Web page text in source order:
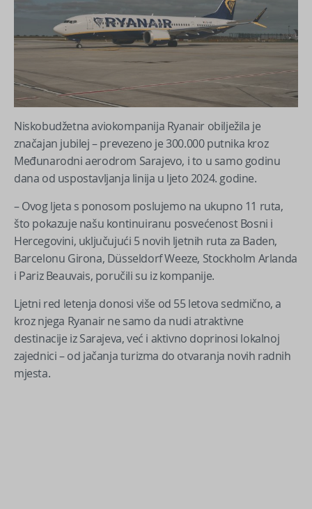
Niskobudžetna aviokompanija Ryanair obilježila je
značajan jubilej – prevezeno je 300.000 putnika kroz
Međunarodni aerodrom Sarajevo, i to u samo godinu
dana od uspostavljanja linija u ljeto 2024. godine.
– Ovog ljeta s ponosom poslujemo na ukupno 11 ruta,
što pokazuje našu kontinuiranu posvećenost Bosni i
Hercegovini, uključujući 5 novih ljetnih ruta za Baden,
Barcelonu Girona, Düsseldorf Weeze, Stockholm Arlanda
i Pariz Beauvais, poručili su iz kompanije.
Ljetni red letenja donosi više od 55 letova sedmično, a
kroz njega Ryanair ne samo da nudi atraktivne
destinacije iz Sarajeva, već i aktivno doprinosi lokalnoj
zajednici – od jačanja turizma do otvaranja novih radnih
mjesta.